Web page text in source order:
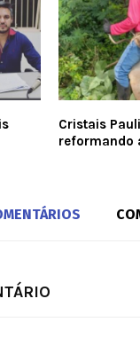
Cristais
reformando